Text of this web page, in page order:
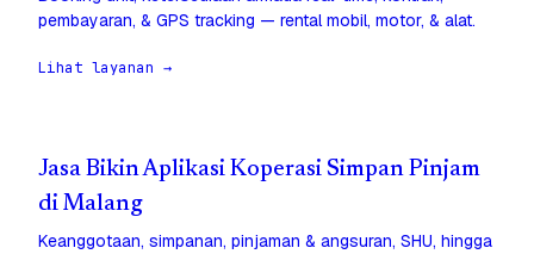
pembayaran, & GPS tracking — rental mobil, motor, & alat.
Lihat layanan →
Jasa Bikin Aplikasi Koperasi Simpan Pinjam
di Malang
Keanggotaan, simpanan, pinjaman & angsuran, SHU, hingga